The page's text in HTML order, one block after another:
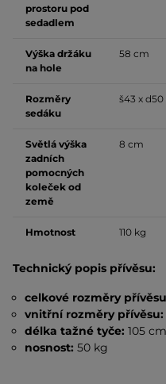
prostoru pod
sedadlem
Výška držáku
na hole
58 cm
Rozměry
sedáku
š43 x
Světlá výška
zadních
pomocných
koleček od
země
8 cm
Hmotnost 110 kg
Technický popis přívěsu:
celkové rozměry
vnitřní rozměry
délka tažné tyče:105 cm
nosnost:50 kg